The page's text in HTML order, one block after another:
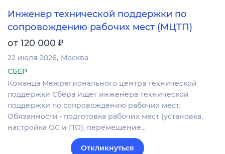
Инженер технической поддержки по
сопровождению рабочих мест (МЦТП)
от 120 000 ₽
22 июля 2026 Москва
СБЕР
Команда Межрегионального центра технической
поддержки Сбера ищет инженера технической
поддержки по сопровождению рабочих мест.
Обязанности • подготовка рабочих мест (установка,
настройка ОС и ПО), перемещение…
Откликнуться